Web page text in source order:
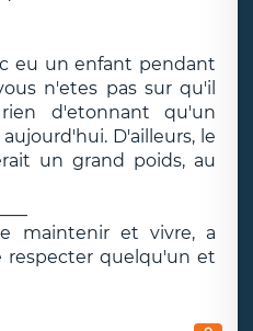
eu un enfant pendant
n'etes pas sur qu'il
d'etonnant qu'un
D'ailleurs, le
un grand poids, au
maintenir et vivre, a
respecter quelqu'un et